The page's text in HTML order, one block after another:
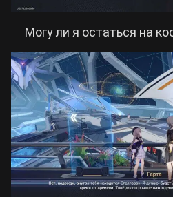
Могу ли я остаться на